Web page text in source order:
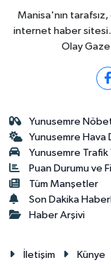
Manisa'nın
internet haber sitesi.
Olay
Yunusemre
Yunusemre Hava
Yunusemre Trafik
Puan Durumu ve
Tüm Manşetler
Son Dakika
Haber Arşivi
İletişim Künye